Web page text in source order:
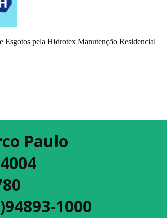
Esgotos pela Hidrotex Manutenção Residencial
Paulo
1000